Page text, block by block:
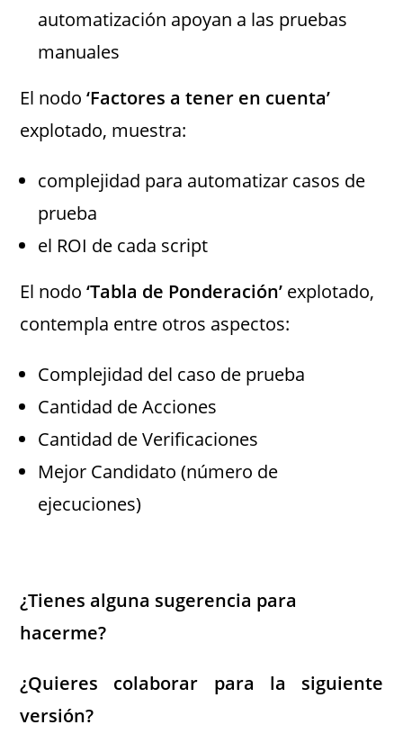
automatización apoyan a las pruebas
manuales
El nodo‘Factores a tener en cuenta’
explotado, muestra:
complejidad para automatizar casos de
prueba
el ROI de cada script
El nodo‘Tabla de Ponderación’ explotado,
contempla entre otros aspectos:
Complejidad del caso de prueba
Cantidad de Acciones
Cantidad de Verificaciones
Mejor Candidato (número de
ejecuciones)
¿Tienes alguna sugerencia para
hacerme?
¿Quieres colaborar para la siguiente
versión?